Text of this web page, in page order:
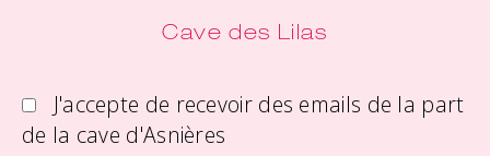
Cave des Lilas
J'accepte de recevoir des emails de la part
de la cave d'Asnières